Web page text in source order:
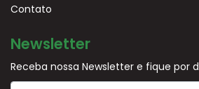
Contato
Newsletter
Receba nossa Newsletter e fique por